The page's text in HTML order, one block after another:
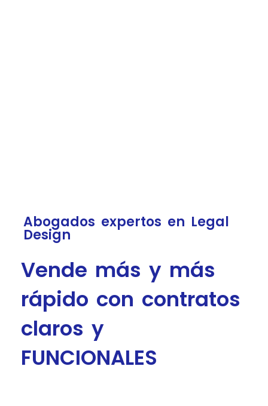
Abogados expertos en Legal
Design
Vende más y más
rápido con contratos
claros y
FUNCIONALES